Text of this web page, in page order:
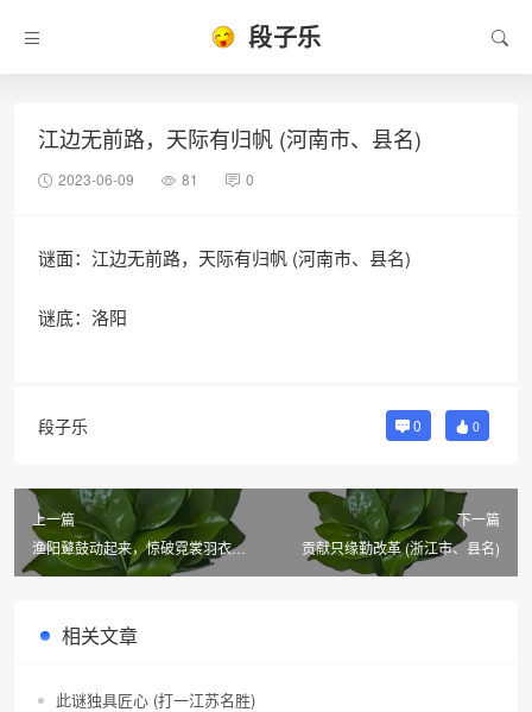
段子乐
江边无前路，天际有归帆 (河南市、县名)
2023-06-09 81 0
谜面：江边无前路，天际有归帆 (河南市、县名)
谜底：洛阳
段子乐 0 0
上一篇
渔阳鼙鼓动起来，惊破霓裳羽衣曲
(河北市、县名二)
下一篇
贡献只缘勤改革 (浙江市、县名)
相关文章
此谜独具匠心 (打一江苏名胜)